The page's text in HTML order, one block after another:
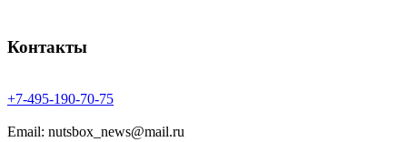
Контакты
+7-495-190-70-75
Email: nutsbox_news@mail.ru